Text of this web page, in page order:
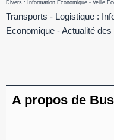
Divers : Information Economique - Veille
Transports - Logistique :
Economique - Actualité
A propos de